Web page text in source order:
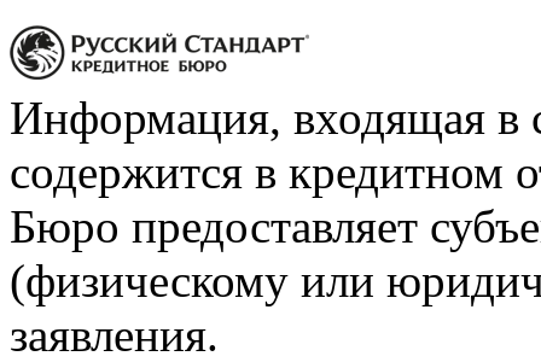
Информация, входящая в
содержится в кредитном
Бюро предоставляет
(физическому или
заявления.